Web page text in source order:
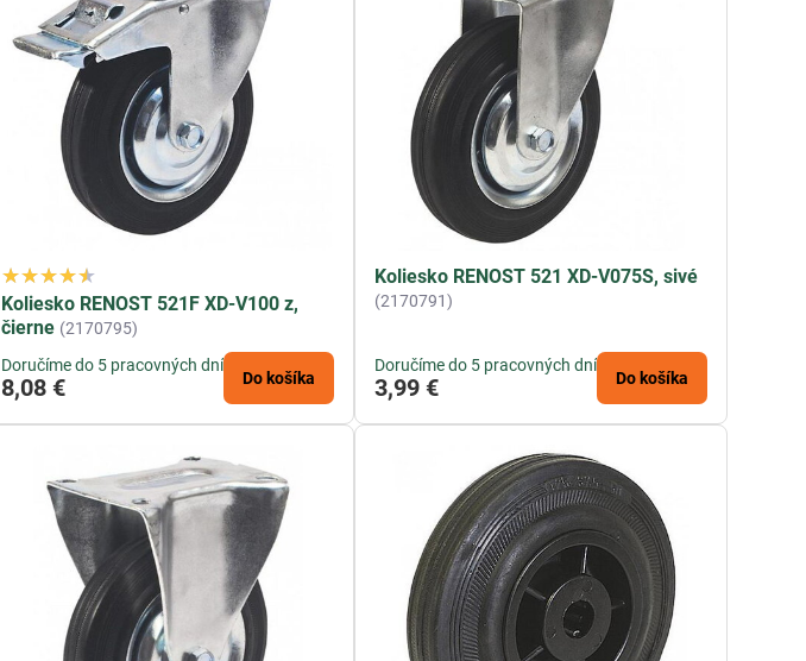
Koliesko RENOST 521F XD-V100 z,
čierne (2170795)
Doručíme do 5 pracovných dní
8,08 € Do košíka
Koliesko RENOST 521 XD-V075S, sivé
(2170791)
Doručíme do 5 pracovných dní
3,99 € Do košíka